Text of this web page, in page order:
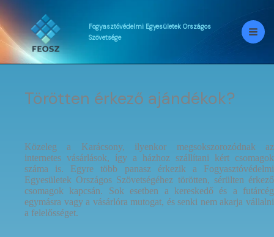
Skip
to
content
Fogyasztóvédelmi Egyesületek Országos
Szövetsége
Törötten érkező ajándékok?
Közeleg a Karácsony, ilyenkor megsokszorozódnak az
internetes vásárlások, így a házhoz szállítani kért csomagok
száma is. Egyre több panasz érkezik a Fogyasztóvédelmi
Egyesületek Országos Szövetségéhez törötten, sérülten érkező
csomagok kapcsán. Sok esetben a kereskedő és a futárcég
egymásra vagy a vásárlóra mutogat, és senki nem akarja vállalni
a felelősséget.